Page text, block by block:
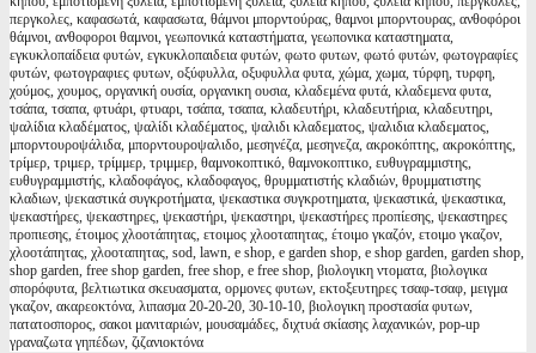
περγκολες, καφασωτά, καφασωτα, θάμνοι μπορντούρας, θαμνοι μπορντουρας, ανθοφόροι
θάμνοι, ανθοφοροι θαμνοι, γεωπονικά καταστήματα, γεωπονικα καταστηματα,
εγκυκλοπαίδεια φυτών, εγκυκλοπαιδεια φυτών, φωτο φυτων, φωτό φυτών, φωτογραφίες
φυτών, φωτογραφιες φυτων, οξύφυλλα, οξυφυλλα φυτα, χώμα, χωμα, τύρφη, τυρφη,
χούμος, χουμος, οργανική ουσία, οργανικη ουσια, κλαδεμένα φυτά, κλαδεμενα φυτα,
τσάπα, τσαπα, φτυάρι, φτυαρι, τσάπα, τσαπα, κλαδευτήρι, κλαδευτήρια, κλαδευτηρι,
ψαλίδια κλαδέματος, ψαλίδι κλαδέματος, ψαλιδι κλαδεματος, ψαλιδια κλαδεματος,
μπορντουροψάλιδα, μπορντουροψαλιδο, μεσηνέζα, μεσηνεζα, ακροκόπτης, ακροκόπτης,
τρίμερ, τριμερ, τρίμμερ, τριμμερ, θαμνοκοπτικό, θαμνοκοπτικο, ευθυγραμμιστης,
ευθυγραμμιστής, κλαδοφάγος, κλαδοφαγος, θρυμματιστής κλαδιών, θρυμματιστης
κλαδιων, ψεκαστικά συγκροτήματα, ψεκαστικα συγκροτηματα, ψεκαστικά, ψεκαστικα,
ψεκαστήρες, ψεκαστηρες, ψεκαστήρι, ψεκαστηρι, ψεκαστήρες προπίεσης, ψεκαστηρες
προπιεσης, έτοιμος χλοοτάπητας, ετοιμος χλοοταπητας, έτοιμο γκαζόν, ετοιμο γκαζον,
χλοοτάπητας, χλοοταπητας, sod, lawn, e shop, e garden shop, e shop garden, garden shop,
shop garden, free shop garden, free shop, e free shop, βιολογικη ντοματα, βιολογικα
σπορόφυτα, βελτιωτικα σκευασματα, ορμονες φυτων, εκτοξευτηρες τσαφ-τσαφ, μειγμα
γκαζον, ακαρεοκτόνα, λιπασμα 20-20-20, 30-10-10, βιολογικη προστασία φυτων,
πατατοσπορος, σακοι μανιταριών, μουσαμάδες, διχτυά σκίασης λαχανικών, pop-up
γραναζωτα γηπέδων, ζιζανιοκτόνα